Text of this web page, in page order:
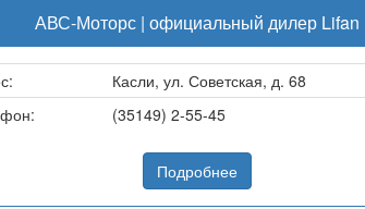
АВС-Моторс | официальный дилер Lifan
Касли, ул. Советская, д. 68
(35149) 2-55-45
Подробнее